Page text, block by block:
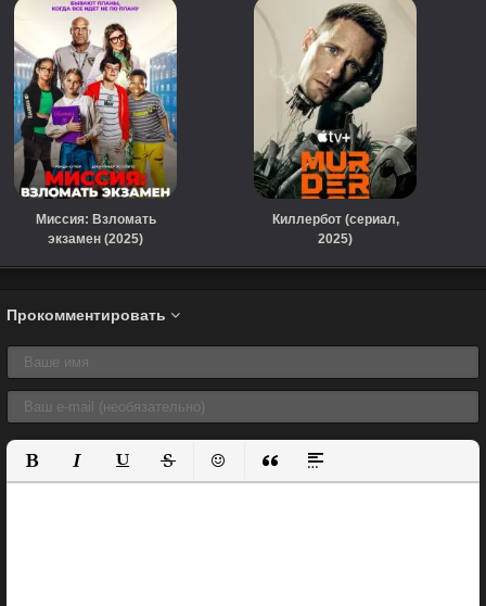
Миссия: Взломать
экзамен (2025)
Киллербот (сериал,
2025)
Прокомментировать
Полужирный
КурсивПодчеркнутый
ЗачеркнутыйВставить смайлик
Вставка цитаты
Вставка спойлера